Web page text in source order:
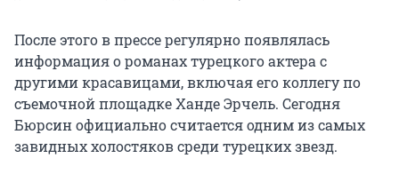
После этого в прессе регулярно появлялась
информация о романах турецкого актера с
другими красавицами, включая его коллегу по
съемочной площадке Ханде Эрчель. Сегодня
Бюрсин официально считается одним из самых
завидных холостяков среди турецких звезд.